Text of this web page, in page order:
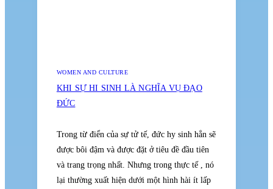
WOMEN AND CULTURE
KHI SỰ HI SINH LÀ NGHĨA VỤ ĐẠO
ĐỨC
Trong từ điển của sự tử tế, đức hy sinh hẳn sẽ
được bôi đậm và được đặt ở tiêu đề đầu tiên
và trang trọng nhất. Nhưng trong thực tế , nó
lại thường xuất hiện dưới một hình hài ít lấp